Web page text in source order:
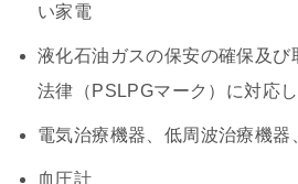
い家電
液化石油ガスの保安の確保及び
法律（PSLPGマーク）に対応
電気治療機器、低周波治療機器
血圧計